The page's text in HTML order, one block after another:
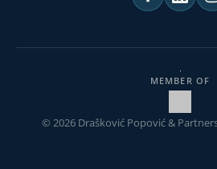
MEMBER OF
© 2026 Drašković Popović &